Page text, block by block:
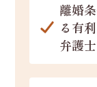
離婚
る有
弁護